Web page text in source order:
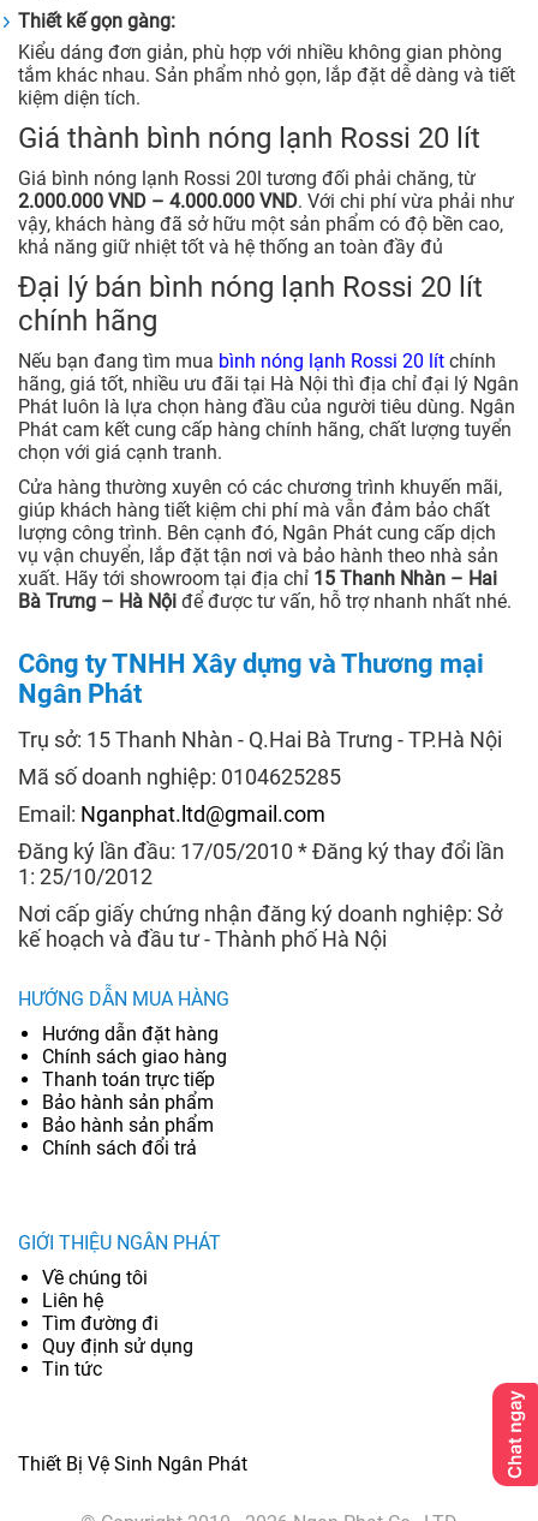
Thiết kế gọn gàng:
Kiểu dáng đơn giản, phù hợp với nhiều không gian phòng
tắm khác nhau. Sản phẩm nhỏ gọn, lắp đặt dễ dàng và tiết
kiệm diện tích.
Giá thành bình nóng lạnh Rossi 20 lít
Giá bình nóng lạnh Rossi 20l tương đối phải chăng, từ
2.000.000 VND – 4.000.000 VND. Với chi phí vừa phải như
vậy, khách hàng đã sở hữu một sản phẩm có độ bền cao,
khả năng giữ nhiệt tốt và hệ thống an toàn đầy đủ
Đại lý bán bình nóng lạnh Rossi 20 lít
chính hãng
Nếu bạn đang tìm mua bình nóng lạnh Rossi 20 lít chính
hãng, giá tốt, nhiều ưu đãi tại Hà Nội thì địa chỉ đại lý Ngân
Phát luôn là lựa chọn hàng đầu của người tiêu dùng. Ngân
Phát cam kết cung cấp hàng chính hãng, chất lượng tuyển
chọn với giá cạnh tranh.
Cửa hàng thường xuyên có các chương trình khuyến mãi,
giúp khách hàng tiết kiệm chi phí mà vẫn đảm bảo chất
lượng công trình. Bên cạnh đó, Ngân Phát cung cấp dịch
vụ vận chuyển, lắp đặt tận nơi và bảo hành theo nhà sản
xuất. Hãy tới showroom tại địa chỉ 15 Thanh Nhàn – Hai
Bà Trưng – Hà Nội để được tư vấn, hỗ trợ nhanh nhất nhé.
Công ty TNHH Xây dựng và Thương mại
Ngân Phát
Trụ sở: 15 Thanh Nhàn - Q.Hai Bà Trưng - TP.Hà Nội
Mã số doanh nghiệp: 0104625285
Email: Nganphat.ltd@gmail.com
Đăng ký lần đầu: 17/05/2010 * Đăng ký thay đổi lần
1: 25/10/2012
Nơi cấp giấy chứng nhận đăng ký doanh nghiệp: Sở
kế hoạch và đầu tư - Thành phố Hà Nội
HƯỚNG DẪN MUA HÀNG
Hướng dẫn đặt hàng
Chính sách giao hàng
Thanh toán trực tiếp
Bảo hành sản phẩm
Bảo hành sản phẩm
Chính sách đổi trả
GIỚI THIỆU NGÂN PHÁT
Về chúng tôi
Liên hệ
Tìm đường đi
Quy định sử dụng
Tin tức
Thiết Bị Vệ Sinh Ngân Phát